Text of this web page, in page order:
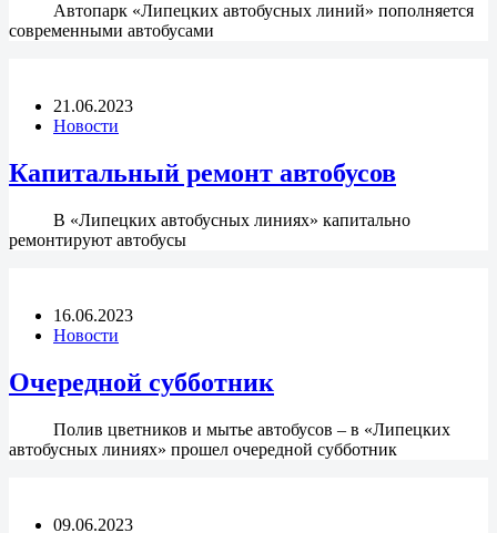
Автопарк «Липецких автобусных линий» пополняется
современными автобусами
21.06.2023
Новости
Капитальный ремонт автобусов
В «Липецких автобусных линиях» капитально
ремонтируют автобусы
16.06.2023
Новости
Очередной субботник
Полив цветников и мытье автобусов – в «Липецких
автобусных линиях» прошел очередной субботник
09.06.2023